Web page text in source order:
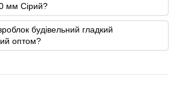
мм Сірий?
будівельний гладкий
оптом?